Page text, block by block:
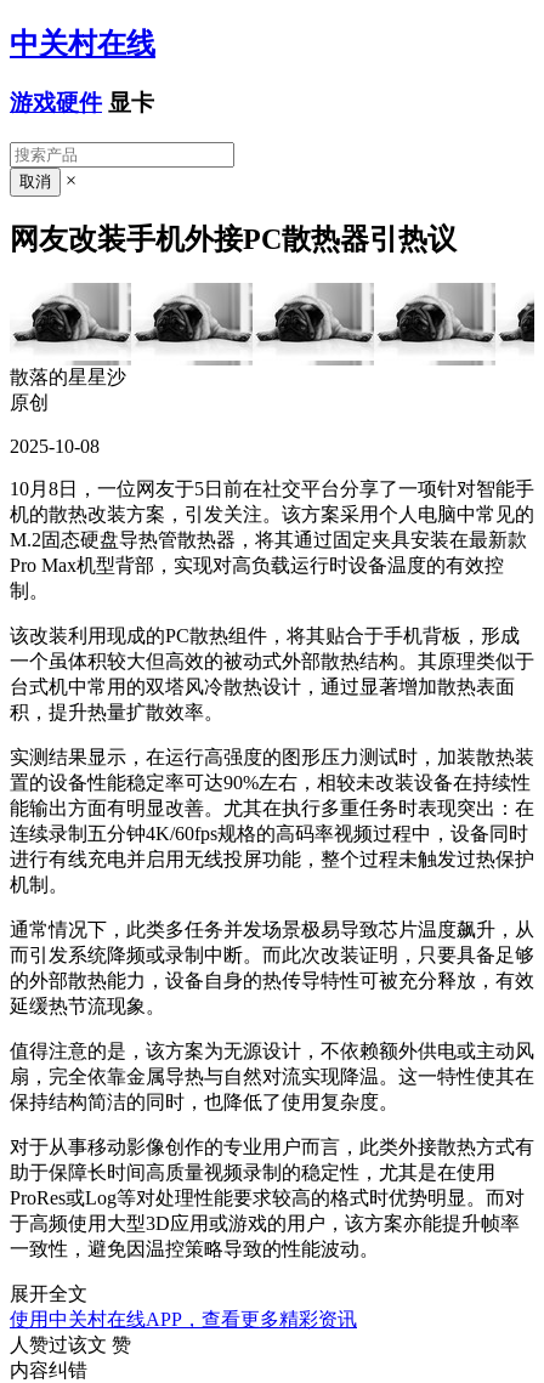
中关村在线
游戏硬件 显卡
×
网友改装手机外接PC散热器引热议
散落的星星沙
原创
2025-10-08
10月8日，一位网友于5日前在社交平台分享了一项针对智能手
机的散热改装方案，引发关注。该方案采用个人电脑中常见的
M.2固态硬盘导热管散热器，将其通过固定夹具安装在最新款
Pro Max机型背部，实现对高负载运行时设备温度的有效控
制。
该改装利用现成的PC散热组件，将其贴合于手机背板，形成
一个虽体积较大但高效的被动式外部散热结构。其原理类似于
台式机中常用的双塔风冷散热设计，通过显著增加散热表面
积，提升热量扩散效率。
实测结果显示，在运行高强度的图形压力测试时，加装散热装
置的设备性能稳定率可达90%左右，相较未改装设备在持续性
能输出方面有明显改善。尤其在执行多重任务时表现突出：在
连续录制五分钟4K/60fps规格的高码率视频过程中，设备同时
进行有线充电并启用无线投屏功能，整个过程未触发过热保护
机制。
通常情况下，此类多任务并发场景极易导致芯片温度飙升，从
而引发系统降频或录制中断。而此次改装证明，只要具备足够
的外部散热能力，设备自身的热传导特性可被充分释放，有效
延缓热节流现象。
值得注意的是，该方案为无源设计，不依赖额外供电或主动风
扇，完全依靠金属导热与自然对流实现降温。这一特性使其在
保持结构简洁的同时，也降低了使用复杂度。
对于从事移动影像创作的专业用户而言，此类外接散热方式有
助于保障长时间高质量视频录制的稳定性，尤其是在使用
ProRes或Log等对处理性能要求较高的格式时优势明显。而对
于高频使用大型3D应用或游戏的用户，该方案亦能提升帧率
一致性，避免因温控策略导致的性能波动。
展开全文
使用中关村在线APP，查看更多精彩资讯
人赞过该文 赞
内容纠错